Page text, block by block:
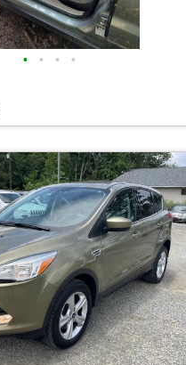
• • • •